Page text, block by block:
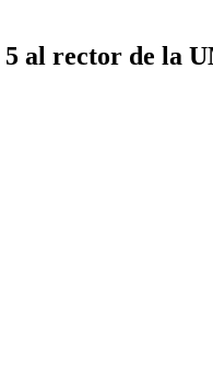
al rector de la